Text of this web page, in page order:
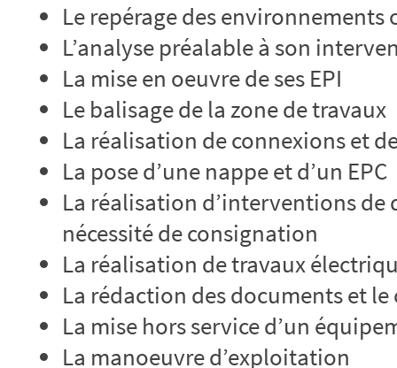
Le repérage des environnements
L’analyse préalable à son
La mise en oeuvre de ses EPI
Le balisage de la zone de travaux
La réalisation de connexions et
La pose d’une nappe et d’un EPC
La réalisation d’interventions de
nécessité de consignation
La réalisation de travaux
La rédaction des documents et
La mise hors service d’un
La manoeuvre d’exploitation